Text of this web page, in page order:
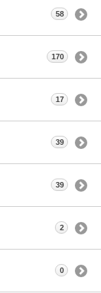
58
170
17
39
39
2
0